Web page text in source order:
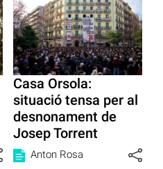
Casa Orsola:
situació tensa per al
desnonament de
Josep Torrent
Anton Rosa